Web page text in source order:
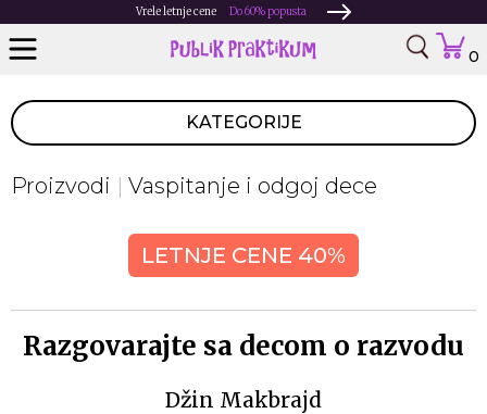
Vrele letnje cene Do 60% popusta
0
KATEGORIJE
Proizvodi Vaspitanje i odgoj dece
LETNJE CENE 40%
Razgovarajte sa decom o razvodu
Džin Makbrajd